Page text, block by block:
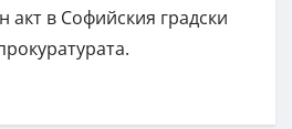
акт в Софийския градски